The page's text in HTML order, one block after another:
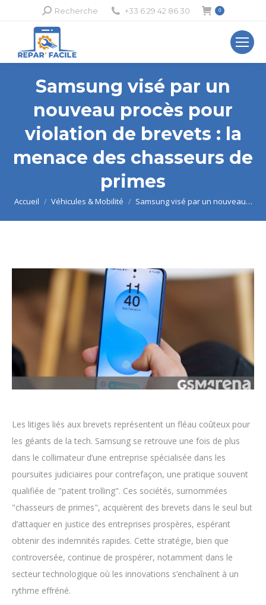
Recherche
Recherche +33 6 29 42 86 30 0
Samsung visé par un
nouveau procès pour
violation de brevets : la
menace des chasseurs de
primes
Vous êtes ici :
Accueil Véhicules & Mobilité Samsung visé par un nouveau…
Les litiges liés aux brevets représentent un fléau coûteux pour
les géants de la tech. Samsung se retrouve une fois de plus
dans le collimateur d’une entreprise spécialisée dans les
poursuites judiciaires pour contrefaçon, une pratique souvent
qualifiée de "patent trolling". Ces sociétés, surnommées
"chasseurs de primes", acquièrent des brevets dans le seul but
d’attaquer en justice des entreprises prospères, espérant
obtenir des indemnités rapides. Cette stratégie, bien que
controversée, continue de prospérer, notamment dans le
secteur technologique où les innovations s’enchaînent à un
rythme effréné.